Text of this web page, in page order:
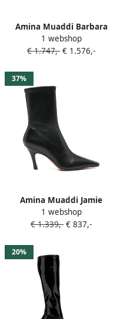
Amina Muaddi Barbara
stiletto leren laarzen Zwart
1 webshop
€ 1.747,- € 1.576,-
37%
Amina Muaddi Jamie
enkellaarzen Zwart
1 webshop
€ 1.339,- € 837,-
20%